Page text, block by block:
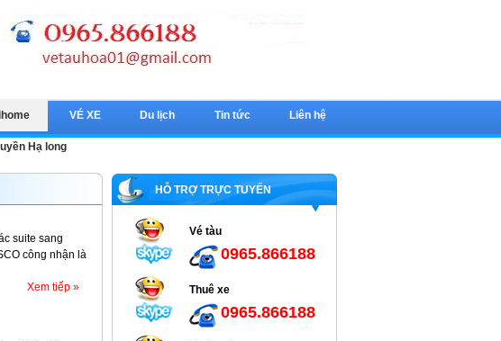
Hạ long
VÉ XE Du lịch Tin tức Liên hệ
suite sang
công nhận là
Xem tiếp »
HỖ TRỢ TRỰC TUYẾN
Vé tàu
0965.866188
Thuê xe
0965.866188